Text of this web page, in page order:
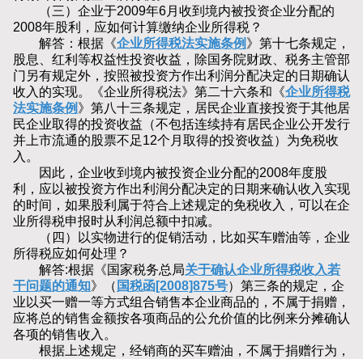
（三）企业于2009年6月收到境内被投资企业分配的
2008年股利，应如何计算缴纳企业所得税？
解答：根据《企业所得税法实施条例 》第十七条规定，
股息、红利等权益性投资收益，除国务院财政、税务主管部
门另有规定外，按照被投资方作出利润分配决定的日期确认
收入的实现。《企业所得税法》第二十六条和《企业所得税
法实施条例 》第八十三条规定，居民企业直接投资于其他居
民企业取得的投资收益（不包括连续持有居民企业公开发行
并上市流通的股票不足12个月取得的投资收益）为免税收
入。
因此，企业收到境内被投资企业分配的2008年度股
利，应以被投资方作出利润分配决定的日期来确认收入实现
的时间，如果股利属于符合上述规定的免税收入，可以在企
业所得税申报时从利润总额中扣减。
（四）以实物进行的促销活动，比如买车赠油等，企业
所得税应如何处理？
解答:根据《国家税务总局关于确认企业所得税收入若
干问题的通知》（ 国税函[2008]875号）第三条的规定，企
业以买一赠一等方式组合销售本企业商品的，不属于捐赠，
应将总的销售金额按各项商品的公允价值的比例来分摊确认
各项的销售收入。
根据上述规定，经销商的买车赠油，不属于捐赠行为，